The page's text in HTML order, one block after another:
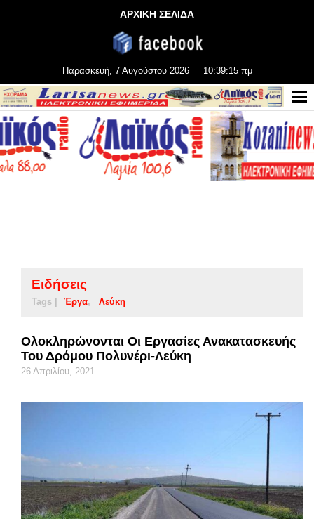
ΑΡΧΙΚΗ ΣΕΛΙΔΑ
Παρασκευή, 7 Αυγούστου 2026 10:39:15 πμ
Ειδήσεις
Tags | Έργα Λεύκη
Ολοκληρώνονται Οι Εργασίες Ανακατασκευής
Του Δρόμου Πολυνέρι-Λεύκη
26 Απριλίου, 2021